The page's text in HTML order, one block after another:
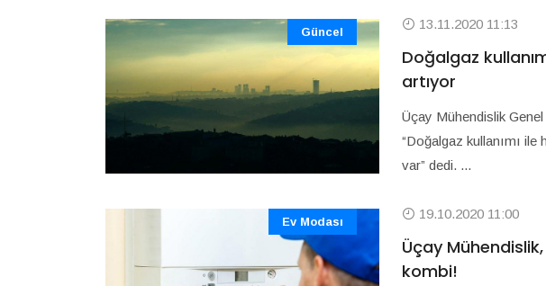
Güncel 13.11.2020 11:13
Doğalgaz
artıyor
Üçay Mühendislik
“Doğalgaz kullanımı ile
var” dedi. ...
Ev Modası 19.10.2020 11:00
Üçay
kombi!